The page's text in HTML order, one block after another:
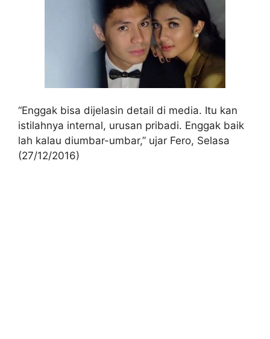
“Enggak bisa dijelasin detail di media. Itu kan
istilahnya internal, urusan pribadi. Enggak baik
lah kalau diumbar-umbar,” ujar Fero, Selasa
(27/12/2016)